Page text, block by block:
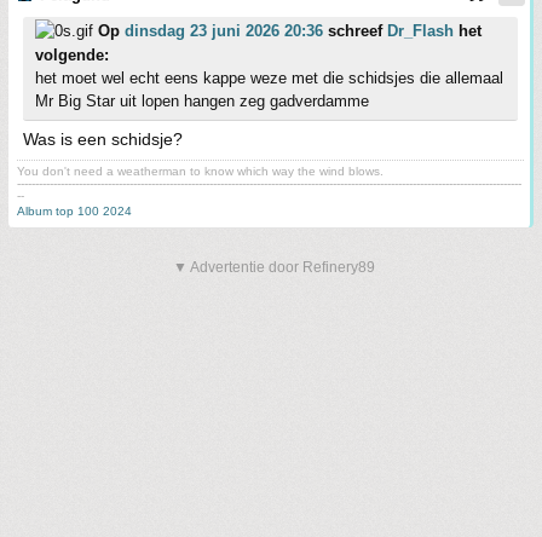
Op dinsdag 23 juni 2026 20:36 schreef Dr_Flash het
volgende:
het moet wel echt eens kappe weze met die schidsjes die allemaal
Mr Big Star uit lopen hangen zeg gadverdamme
Was is een schidsje?
You don't need a weatherman to know which way the wind blows.
-------------------------------------------------------------------------------------------------------------------------------------------
--
Album top 100 2024
▼ Advertentie door Refinery89